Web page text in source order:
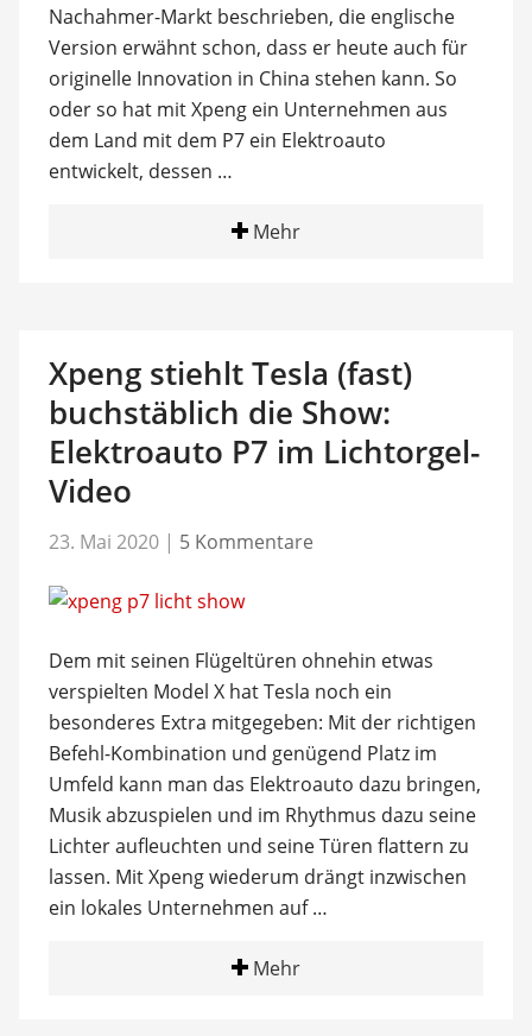
Nachahmer-Markt beschrieben, die englische
Version erwähnt schon, dass er heute auch für
originelle Innovation in China stehen kann. So
oder so hat mit Xpeng ein Unternehmen aus
dem Land mit dem P7 ein Elektroauto
entwickelt, dessen …
Mehr
Xpeng stiehlt Tesla (fast)
buchstäblich die Show:
Elektroauto P7 im Lichtorgel-
Video
23. Mai 2020 | 5 Kommentare
Dem mit seinen Flügeltüren ohnehin etwas
verspielten Model X hat Tesla noch ein
besonderes Extra mitgegeben: Mit der richtigen
Befehl-Kombination und genügend Platz im
Umfeld kann man das Elektroauto dazu bringen,
Musik abzuspielen und im Rhythmus dazu seine
Lichter aufleuchten und seine Türen flattern zu
lassen. Mit Xpeng wiederum drängt inzwischen
ein lokales Unternehmen auf …
Mehr